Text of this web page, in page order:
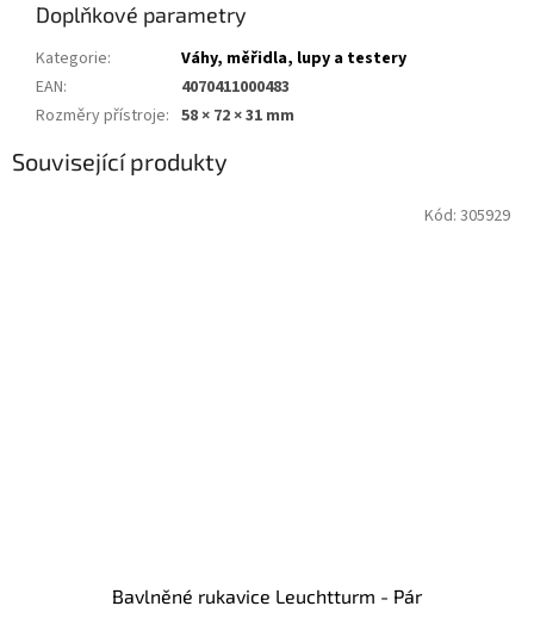
Doplňkové parametry
Kategorie:
Váhy, měřidla, lupy a testery
EAN:
4070411000483
Rozměry přístroje: 58 × 72 × 31 mm
Související produkty
Bavlněné rukavice Leuchtturm - Pár
Kód: 305929